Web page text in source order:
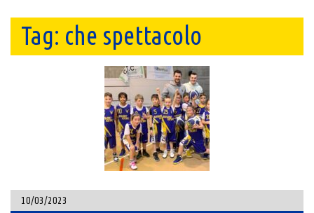
Tag: che spettacolo
10/03/2023